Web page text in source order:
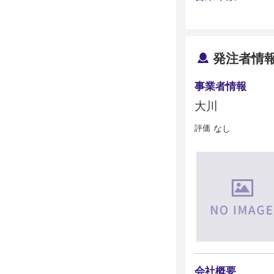
発注者情
事業者情報
大川
評価 なし
会社概要